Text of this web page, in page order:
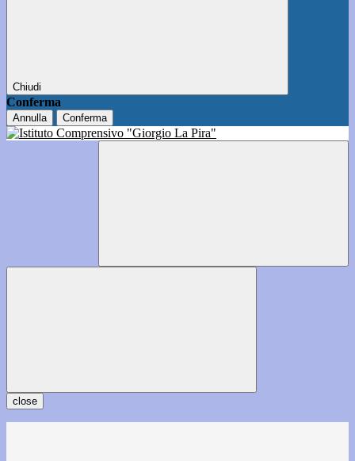
Chiudi
Conferma
Annulla Conferma
close